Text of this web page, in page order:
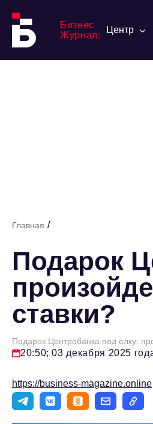
Бизнес
Журнал:
Центр
Главная /
Подарок
ставки?
Подарок Центробанка под ёлку:
20:50; 03 декабря 2025
https://business-magazine.online